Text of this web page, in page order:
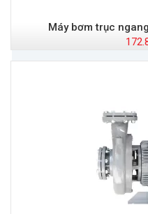
Máy bơm trục